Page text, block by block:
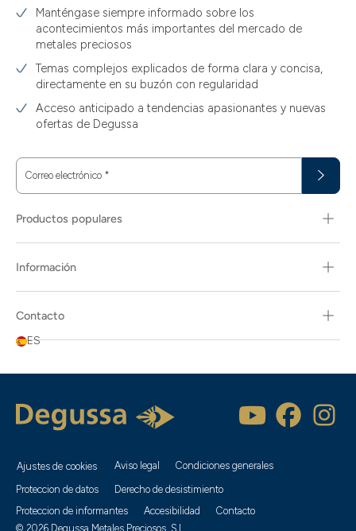
Manténgase siempre informado sobre los
acontecimientos más importantes del mercado de
metales preciosos
Temas complejos explicados de forma clara y concisa,
directamente en su buzón con regularidad
Acceso anticipado a tendencias apasionantes y nuevas
ofertas de Degussa
Correo electrónico *
Productos populares
Información
Contacto
ES
Ajustes de cookies Aviso legal
Condiciones generales
Proteccion de datos
Derecho de desistimiento
Proteccion de informantes
Accesibilidad
Contacto
© 2026 Degussa Metales Preciosos, S.L.